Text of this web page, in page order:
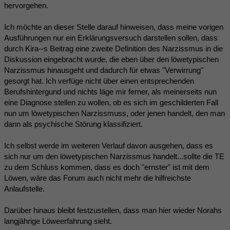
hervorgehen.
Ich möchte an dieser Stelle darauf hinweisen, dass meine vorigen
Ausführungen nur ein Erklärungsversuch darstellen sollen, dass
durch Kira--s Beitrag eine zweite Definition des Narzissmus in die
Diskussion eingebracht wurde, die eben über den löwetypischen
Narzissmus hinausgeht und dadurch für etwas "Verwirrung"
gesorgt hat. Ich verfüge nicht über einen entsprechenden
Berufshintergund und nichts läge mir ferner, als meinerseits nun
eine Diagnose stellen zu wollen, ob es sich im geschilderten Fall
nun um löwetypischen Narzissmuss, oder jenen handelt, den man
dann als psychische Störung klassifiziert.
Ich selbst werde im weiteren Verlauf davon ausgehen, dass es
sich nur um den löwetypischen Narzissmus handelt...sollte die TE
zu dem Schluss kommen, dass es doch "ernster" ist mit dem
Löwen, wäre das Forum auch nicht mehr die hilfreichste
Anlaufstelle.
Darüber hinaus bleibt festzustellen, dass man hier wieder Norahs
langjährige Löweerfahrung sieht.